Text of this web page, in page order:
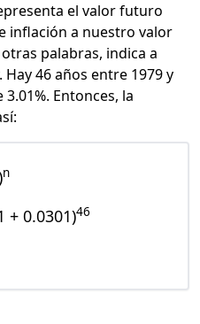
el valor futuro
inflación a nuestro valor
palabras, indica a
46 años entre 1979 y
Entonces, la
n
+ 0.0301)46